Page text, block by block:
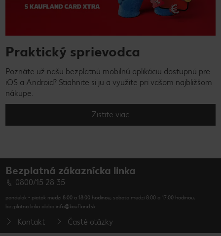
Praktický sprievodca
Poznáte už našu bezplatnú mobilnú aplikáciu dostupnú pre
iOS a Android? Stiahnite si ju a využite pri vašom najbližšom
nákupe.
Zistite viac
Bezplatná zákaznícka linka
0800/15 28 35
pondelok - piatok medzi 8:00 a 18:00 hodinou, sobota medzi 8:00 a 17:00 hodinou,
bezplatná linka alebo info@kaufland.sk
Kontakt Časté otázky